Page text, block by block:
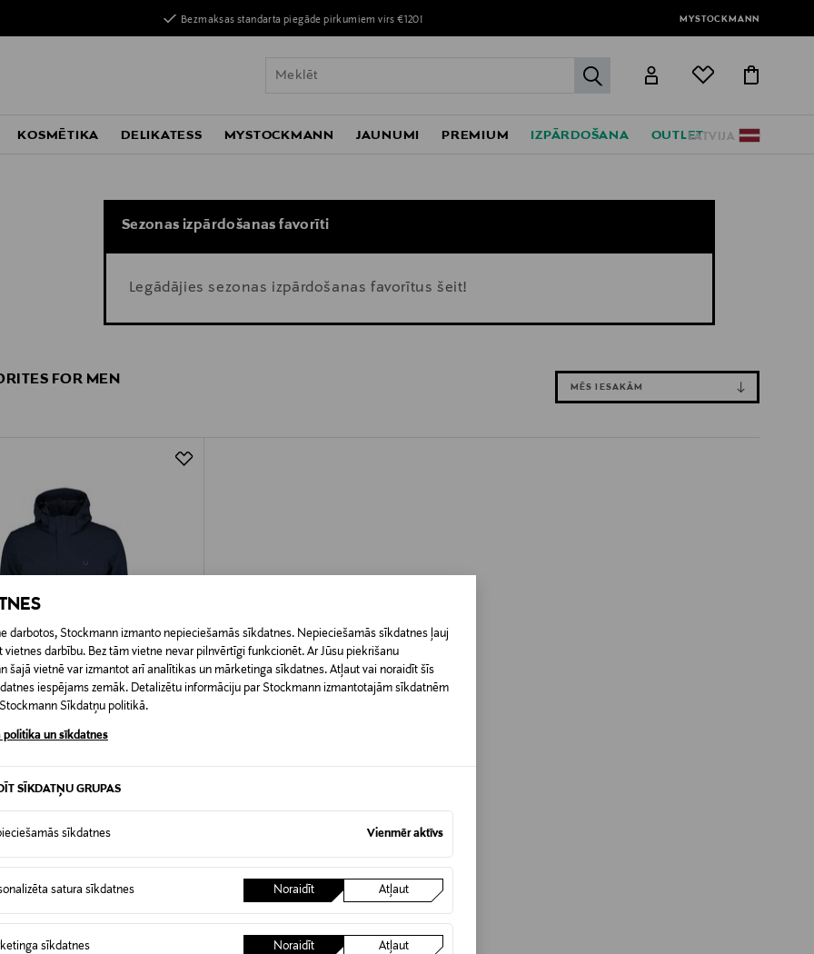
darbotos, Stockmann izmanto nepieciešamās sīkdatnes. Nepieciešamās sīkdatnes ļauj
vietnes darbību. Bez tām vietne nevar pilnvērtīgi funkcionēt. Ar Jūsu piekrišanu
šajā vietnē var izmantot arī analītikas un mārketinga sīkdatnes. Atļaut vai noraidīt šīs
iespējams zemāk. Detalizētu informāciju par Stockmann izmantotajām sīkdatnēm
Sīkdatņu politikā.
politika un sīkdatnes
SĪKDATŅU GRUPAS
sīkdatnes Vienmēr aktīvs
satura sīkdatnes Noraidīt Atļaut
sīkdatnes Noraidīt Atļaut
Bezmaksas standarta piegāde pirkumiem virs €120! MYSTOCKMANN
label.header.go
LATVIJA
KOSMĒTIKA DELIKATESS MYSTOCKMANN JAUNUMI PREMIUM IZPĀRDOŠANA OUTLET
Sezonas izpārdošanas favorīti
Legādājies sezonas izpārdošanas favorītus šeit!
FOR MEN MĒS IESAKĀM
parka II jaka